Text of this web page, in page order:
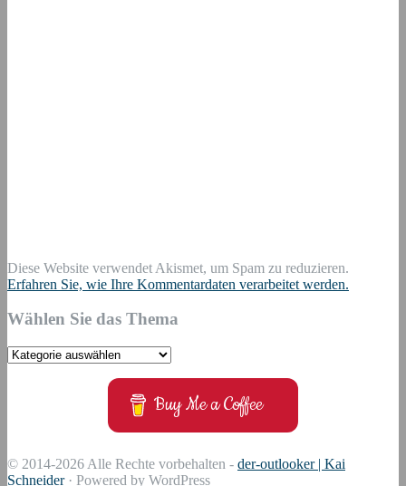
Diese Website verwendet Akismet, um Spam zu reduzieren.
Erfahren Sie, wie Ihre Kommentardaten verarbeitet werden.
Wählen Sie das Thema
Wählen
Buy Me a Coffee
© 2014-2026 Alle Rechte vorbehalten - der-outlooker | Kai
Schneider· Powered by WordPress